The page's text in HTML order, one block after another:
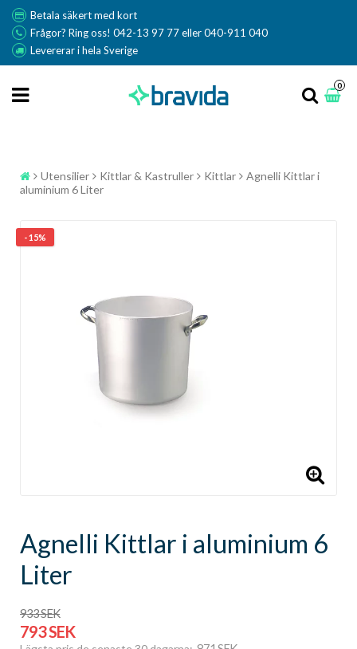
Betala säkert med kort
Frågor? Ring oss! 042-13 97 77 eller 040-911 040
Levererar i hela Sverige
0
Utensilier Kittlar & Kastruller Kittlar
Agnelli Kittlar i
aluminium 6 Liter
- 15%
Agnelli Kittlar i aluminium 6
Liter
933 SEK
793 SEK